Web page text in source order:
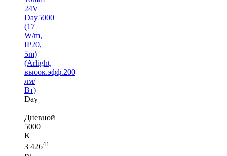
24V
Day5000
(17
W/m,
IP20,
5m)
(Arlight,
высок.эфф.200
лм/
Вт)
Day
|
Дневной
5000
K
3 42641